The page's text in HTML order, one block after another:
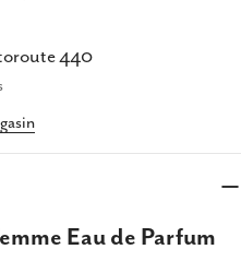
440
Eau de Parfum